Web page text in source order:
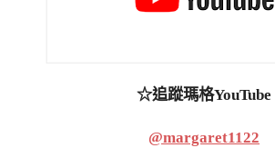
☆追蹤瑪格YouTube
@margaret1122